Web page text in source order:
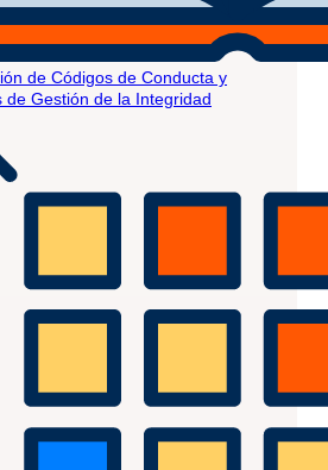
de Códigos de Conducta y
de Gestión de la Integridad